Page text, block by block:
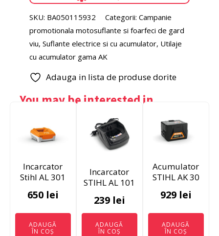
SKU: BA050115932 Categorii: Campanie
promotionala motosuflante si foarfeci de gard
viu, Suflante electrice si cu acumulator, Utilaje
cu acumulator gama AK
Adauga in lista de produse dorite
You may be interested in…
Incarcator
Stihl AL 301
650 lei
ADAUGĂ
ÎN COȘ
Incarcator
STIHL AL 101
239 lei
ADAUGĂ
ÎN COȘ
Acumulator
STIHL AK 30
929 lei
ADAUGĂ
ÎN COȘ